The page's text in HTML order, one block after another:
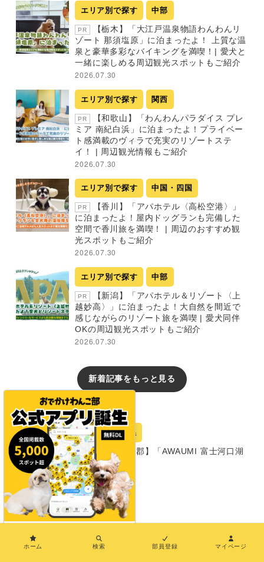
エリア別で探す 中部
PR
【栃木】「大江戸温泉物語わんわんリ
ゾート 那須塩原」に泊まったよ！ 上質な温
泉と豪華多彩なバイキングを満喫！| 愛犬と
一緒に楽しめる周辺観光スポットもご紹介
2026.07.30
エリア別で探す 関西
PR
【和歌山】「わんわんパラダイス プレ
ミア 南紀白浜」に泊まったよ！プライベー
ト感満載のヴィラで充実のリゾートステ
イ！ | 周辺観光情報もご紹介
2026.07.30
エリア別で探す 中国・四国
PR
【香川】「アパホテル〈高松空港〉」
に泊まったよ！屋内ドッグランも完備した
空間で香川旅を満喫！ | 周辺のおすすめ観
光スポットもご紹介
2026.07.30
エリア別で探す 中部
PR
【新潟】「アパホテル＆リゾート〈上
越妙高〉」に泊まったよ！大自然を間近で
感じながらのリゾート旅を満喫 | 愛犬同伴
OKの周辺観光スポットもご紹介
2026.07.30
新着記事をもっと見る
おでかけレポート
宿 山梨県
【山梨・南都留郡】「AWAUMI 富士河口湖
リゾート」
グランピング
同室宿泊OK
部屋食プランあり
ホーム 検索 部員登録 マイページ